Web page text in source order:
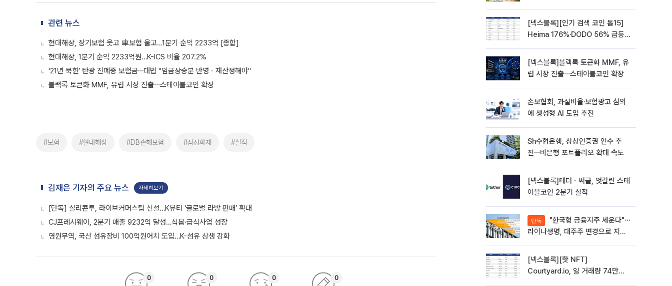
관련 뉴스
현대해상, 장기보험 웃고 車보험 울고…1분기 순익 2233억 [종합]
현대해상, 1분기 순익 2233억원…K-ICS 비율 207.2%
‘21년 묵힌’ 탄광 진폐증 보험금⋯대법 "임금상승분 반영ㆍ재산정해야"
블랙록 토큰화 MMF, 유럽 시장 진출∙∙∙스테이블코인 확장
#보험 #현대해상 #DB손해보험 #삼성화재 #실적
김재은 기자의 주요 뉴스 자세히보기
[단독] 실리콘투, 라이브커머스팀 신설…K뷰티 ‘글로벌 라방 판매’ 확대
CJ프레시웨이, 2분기 매출 9232억 달성…식봄·급식사업 성장
영원무역, 국산 섬유장비 100억원어치 도입…K-섬유 상생 강화
0 0 0 0
[넥스블록][인기 검색 코인 톱15]
Heima 176%·DODO 56% 급등…
[넥스블록]블랙록 토큰화 MMF, 유
럽 시장 진출∙∙∙스테이블코인 확장
손보협회, 과실비율·보험광고 심의
에 생성형 AI 도입 추진
Sh수협은행, 상상인증권 인수 추
진⋯비은행 포트폴리오 확대 속도
[넥스블록]테더ㆍ써클, 엇갈린 스테
이블코인 2분기 실적
단독
라이나생명, 대주주 변경으로 지주
[넥스블록][핫 NFT]
Courtyard.io, 일 거래량 74만